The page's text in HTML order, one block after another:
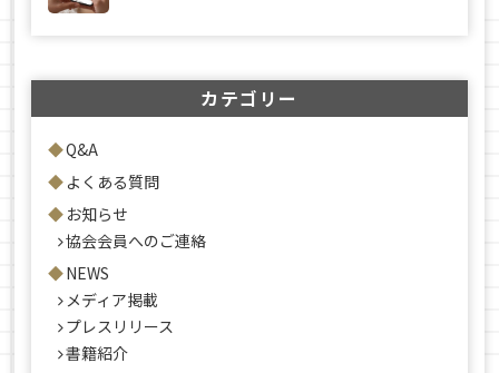
カテゴリー
Q&A
よくある質問
お知らせ
協会会員へのご連絡
NEWS
メディア掲載
プレスリリース
書籍紹介